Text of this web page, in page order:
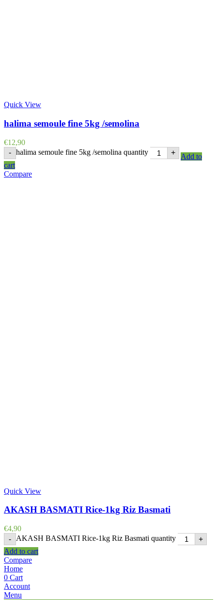
Quick View
halima semoule fine 5kg /semolina
€12,90
- halima semoule fine 5kg /semolina quantity +
Add to
cart
Compare
Quick View
AKASH BASMATI Rice-1kg Riz Basmati
€4,90
-
AKASH BASMATI Rice-1kg Riz Basmati quantity
+
Add to cart
Compare
Home
0 Cart
Account
Menu